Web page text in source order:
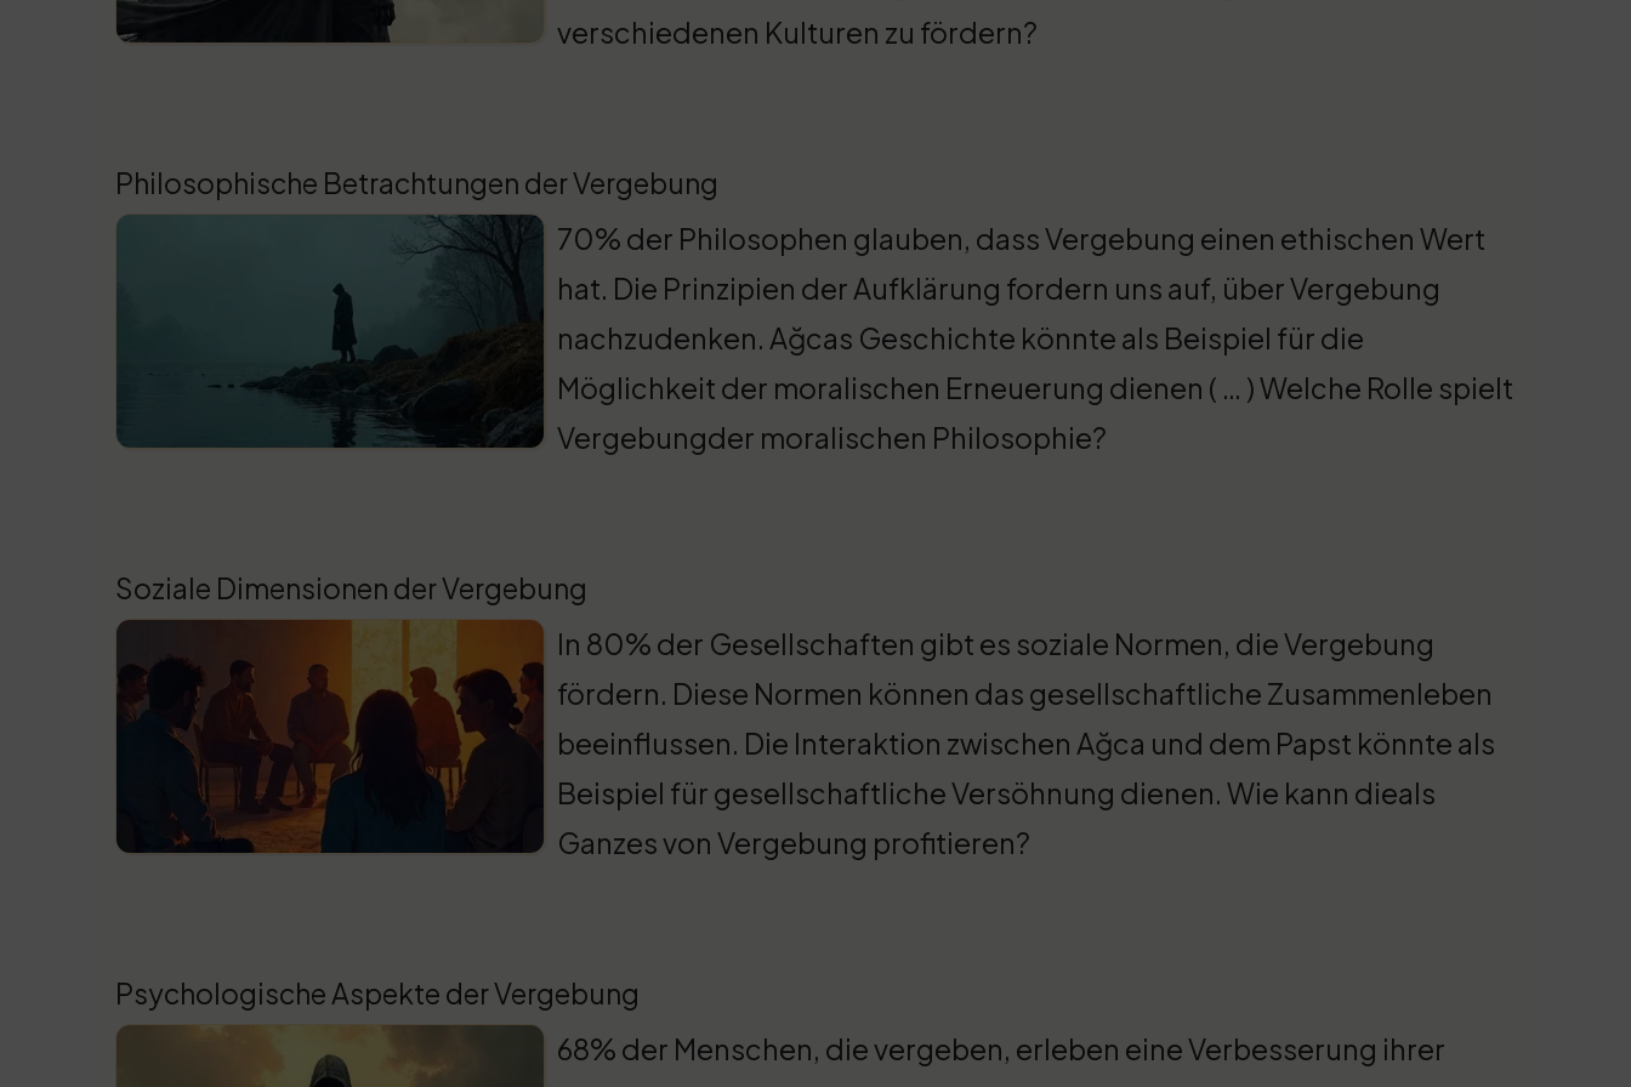
verschiedenen Kulturen zu fördern?
Philosophische Betrachtungen der Vergebung
70% der Philosophen glauben, dass Vergebung einen ethischen Wert
hat. Die Prinzipien der Aufklärung fordern uns auf, über Vergebung
nachzudenken. Ağcas Geschichte könnte als Beispiel für die
Möglichkeit der moralischen Erneuerung dienen ( … ) Welche Rolle spielt
Vergebungder moralischen Philosophie?
Soziale Dimensionen der Vergebung
In 80% der Gesellschaften gibt es soziale Normen, die Vergebung
fördern. Diese Normen können das gesellschaftliche Zusammenleben
beeinflussen. Die Interaktion zwischen Ağca und dem Papst könnte als
Beispiel für gesellschaftliche Versöhnung dienen. Wie kann dieals
Ganzes von Vergebung profitieren?
Psychologische Aspekte der Vergebung
68% der Menschen, die vergeben, erleben eine Verbesserung ihrer